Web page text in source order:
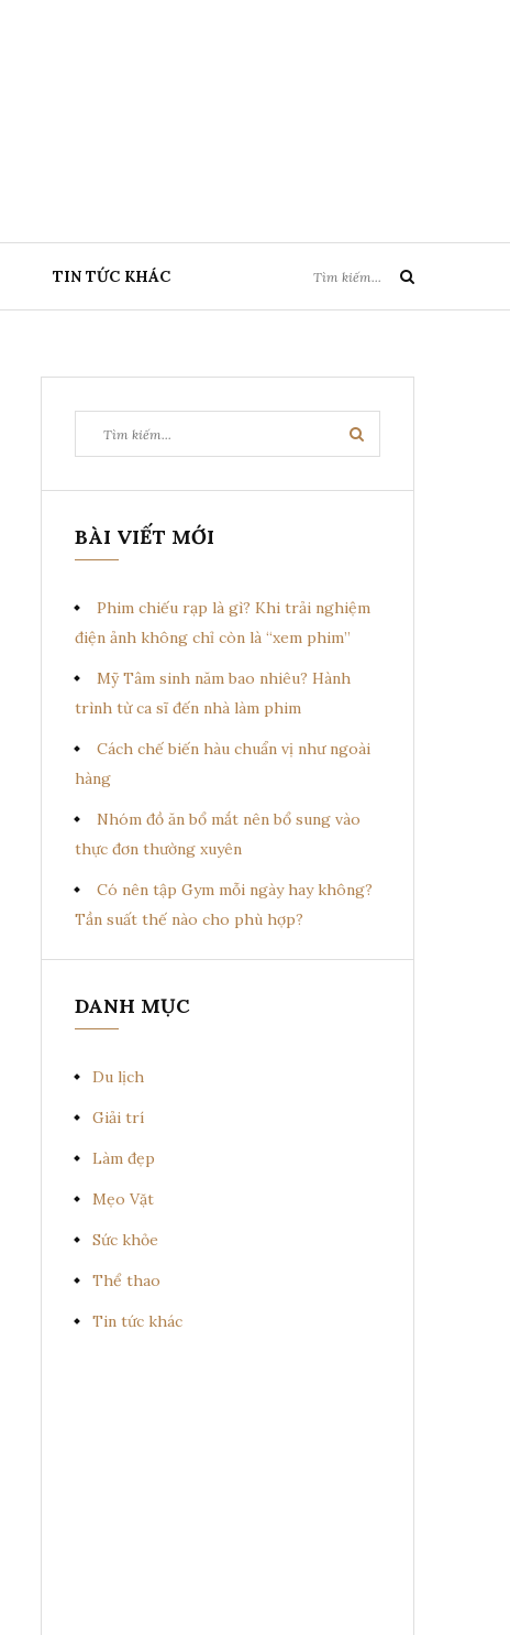
TIN TỨC KHÁC
kiếm:
Tìm
kiếm:
Tìm
kiếm
BÀI VIẾT MỚI
Phim chiếu rạp là gì? Khi trải nghiệm
điện ảnh không chỉ còn là “xem phim”
Mỹ Tâm sinh năm bao nhiêu? Hành
trình từ ca sĩ đến nhà làm phim
Cách chế biến hàu chuẩn vị như ngoài
hàng
Nhóm đồ ăn bổ mắt nên bổ sung vào
thực đơn thường xuyên
Có nên tập Gym mỗi ngày hay không?
Tần suất thế nào cho phù hợp?
DANH MỤC
Du lịch
Giải trí
Làm đẹp
Mẹo Vặt
Sức khỏe
Thể thao
Tin tức khác